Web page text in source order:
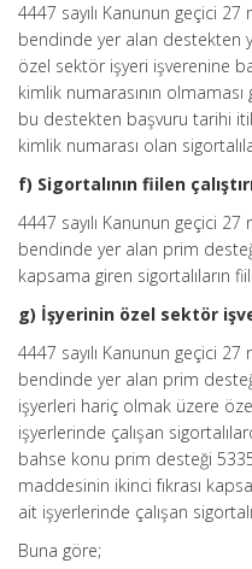
4447 sayılı Kanunun geçici 27
bendinde yer alan destekten
özel sektör işyeri işverenine
kimlik numarasının
bu destekten başvuru tarihi
kimlik numarası olan
f) Sigortalının fiilen
4447 sayılı Kanunun geçici 27
bendinde yer alan prim
kapsama giren sigortalıların
g) İşyerinin özel sektör
4447 sayılı Kanunun geçici 27
bendinde yer alan prim
işyerleri hariç olmak üzere
işyerlerinde çalışan
bahse konu prim desteği
maddesinin ikinci fıkrası
ait işyerlerinde çalışan
Buna göre;